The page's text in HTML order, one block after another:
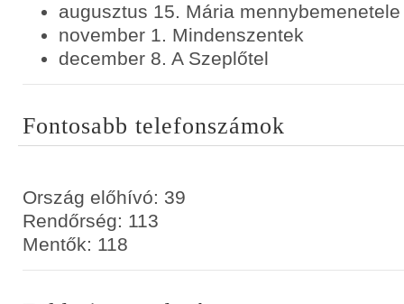
augusztus 15. Mária mennybemenetele
november 1. Mindenszentek
december 8. A Szeplőtel
Fontosabb telefonszámok
Ország előhívó: 39
Rendőrség: 113
Mentők: 118